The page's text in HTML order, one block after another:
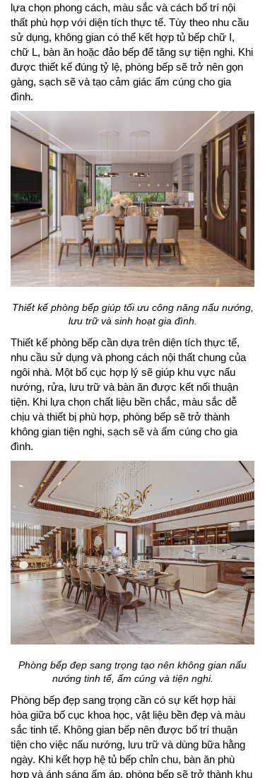
lựa chọn phong cách, màu sắc và cách bố trí nội
thất phù hợp với diện tích thực tế. Tùy theo nhu cầu
sử dụng, không gian có thể kết hợp tủ bếp chữ I,
chữ L, bàn ăn hoặc đảo bếp để tăng sự tiện nghi. Khi
được thiết kế đúng tỷ lệ, phòng bếp sẽ trở nên gọn
gàng, sạch sẽ và tạo cảm giác ấm cúng cho gia
đình.
Thiết kế phòng bếp giúp tối ưu công năng nấu nướng,
lưu trữ và sinh hoạt gia đình.
Thiết kế phòng bếp cần dựa trên diện tích thực tế,
nhu cầu sử dụng và phong cách nội thất chung của
ngôi nhà. Một bố cục hợp lý sẽ giúp khu vực nấu
nướng, rửa, lưu trữ và bàn ăn được kết nối thuận
tiện. Khi lựa chọn chất liệu bền chắc, màu sắc dễ
chịu và thiết bị phù hợp, phòng bếp sẽ trở thành
không gian tiện nghi, sạch sẽ và ấm cúng cho gia
đình.
Phòng bếp đẹp sang trọng tạo nên không gian nấu
nướng tinh tế, ấm cúng và tiện nghi.
Phòng bếp đẹp sang trọng cần có sự kết hợp hài
hòa giữa bố cục khoa học, vật liệu bền đẹp và màu
sắc tinh tế. Không gian bếp nên được bố trí thuận
tiện cho việc nấu nướng, lưu trữ và dùng bữa hằng
ngày. Khi kết hợp hệ tủ bếp chỉn chu, bàn ăn phù
hợp và ánh sáng ấm áp, phòng bếp sẽ trở thành khu